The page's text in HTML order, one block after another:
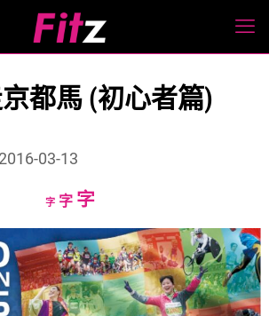
京都馬 (初心者篇)
2016-03-13
字Decrease
size.
字Reset
size.
字Increase
size.